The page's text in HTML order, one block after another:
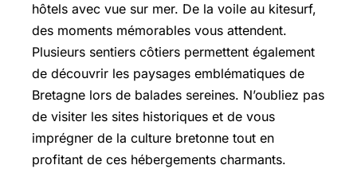
hôtels avec vue sur mer. De la voile au kitesurf,
des moments mémorables vous attendent.
Plusieurs sentiers côtiers permettent également
de découvrir les paysages emblématiques de
Bretagne lors de balades sereines. N’oubliez pas
de visiter les sites historiques et de vous
imprégner de la culture bretonne tout en
profitant de ces hébergements charmants.